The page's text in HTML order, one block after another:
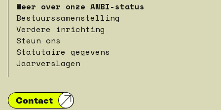
Meer over onze ANBI-status
Bestuurssamenstelling
Verdere inrichting
Steun ons
Statutaire gegevens
Jaarverslagen
Contact